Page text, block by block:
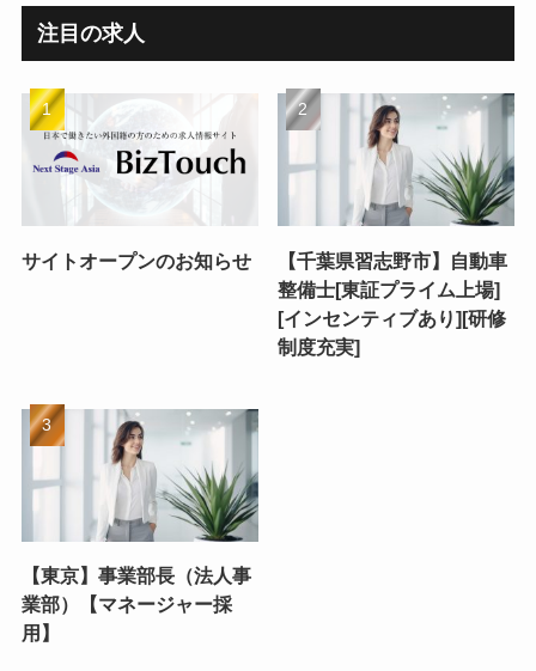
注目の求人
サイトオープンのお知らせ
【千葉県習志野市】自動車
整備士[東証プライム上場]
[インセンティブあり][研修
制度充実]
【東京】事業部長（法人事
業部）【マネージャー採
用】